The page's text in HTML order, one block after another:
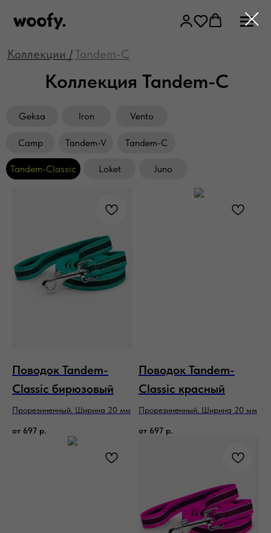
Tandem-C
Коллекции /
Коллекция Tandem-C
Geksa Iron
Tandem-Classic
Tandem-C
Tandem-V
Loket Juno
Camp
Vento
Поводок Tandem-
Classic бирюзовый
Прорезиненный. Ширина 20 мм
от 697 р.
Поводок Tandem-
Classic красный
Прорезиненный. Ширина 20 мм
от 697 р.